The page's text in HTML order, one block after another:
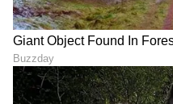
"ರಾಜಕೀಯ ಬೇಡ,
ಕನಕೋತ್ಸವದಲ್ಲಿ ರಿಷಬ್
Shetty speech |